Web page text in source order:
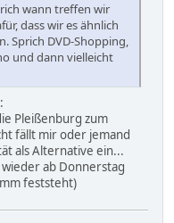
wann treffen wir
dass wir es ähnlich
Sprich DVD-Shopping,
und dann vielleicht
Pleißenburg zum
fällt mir oder jemand
als Alternative ein...
ab Donnerstag
feststeht)